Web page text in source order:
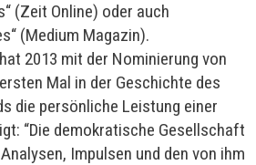
(Zeit Online) oder auch
(Medium Magazin).
2013 mit der Nominierung von
Mal in der Geschichte des
die persönliche Leistung einer
“Die demokratische Gesellschaft
Impulsen und den von ihm